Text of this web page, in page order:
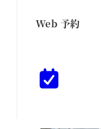
Web 予約